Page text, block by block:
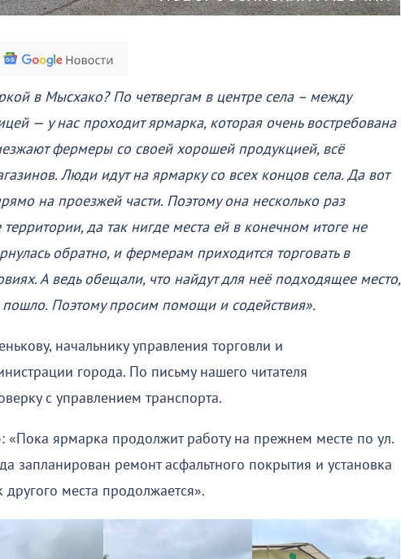
в Мысхако? По четвергам в центре села – между
— у нас проходит ярмарка, которая очень востребована
фермеры со своей хорошей продукцией, всё
Люди идут на ярмарку со всех концов села. Да вот
на проезжей части. Поэтому она несколько раз
да так нигде места ей в конечном итоге не
обратно, и фермерам приходится торговать в
А ведь обещали, что найдут для неё подходящее место,
Поэтому просим помощи и содействия».
начальнику управления торговли и
города. По письму нашего читателя
с управлением транспорта.
«Пока ярмарка продолжит работу на прежнем месте по ул.
запланирован ремонт асфальтного покрытия и установка
места продолжается».